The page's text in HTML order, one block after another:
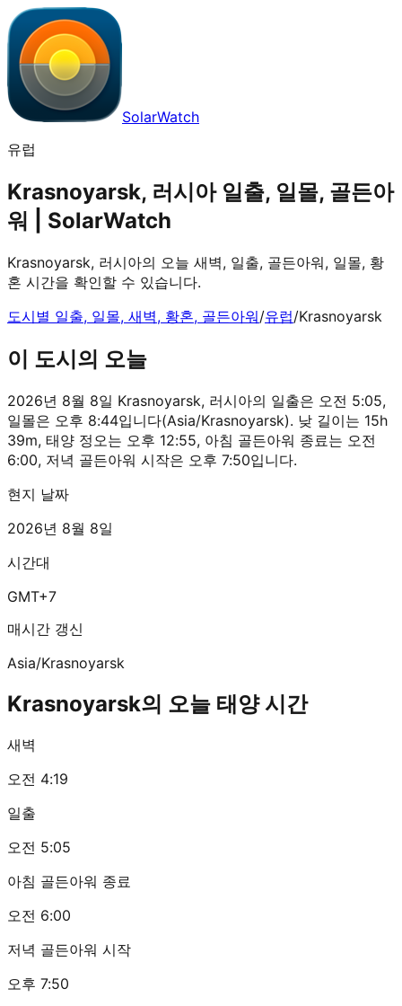
SolarWatch
유럽
Krasnoyarsk, 러시아 일출, 일몰, 골든아
워 | SolarWatch
Krasnoyarsk, 러시아의 오늘 새벽, 일출, 골든아워, 일몰, 황
혼 시간을 확인할 수 있습니다.
도시별 일출, 일몰, 새벽, 황혼, 골든아워/유럽/Krasnoyarsk
이 도시의 오늘
2026년 8월 8일 Krasnoyarsk, 러시아의 일출은 오전 5:05,
일몰은 오후 8:44입니다(Asia/Krasnoyarsk). 낮 길이는 15h
39m, 태양 정오는 오후 12:55, 아침 골든아워 종료는 오전
6:00, 저녁 골든아워 시작은 오후 7:50입니다.
현지 날짜
2026년 8월 8일
시간대
GMT+7
매시간 갱신
Asia/Krasnoyarsk
Krasnoyarsk의 오늘 태양 시간
새벽
오전 4:19
일출
오전 5:05
아침 골든아워 종료
오전 6:00
저녁 골든아워 시작
오후 7:50